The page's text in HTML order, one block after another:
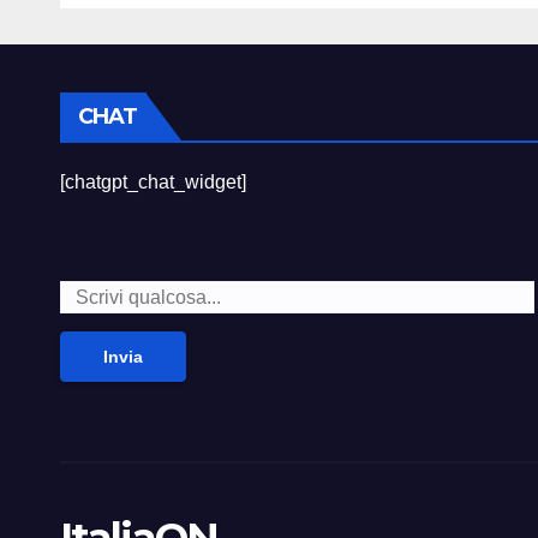
CHAT
[chatgpt_chat_widget]
Invia